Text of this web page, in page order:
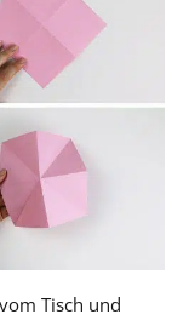
Tisch und